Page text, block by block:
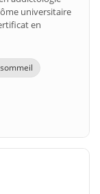
universitaire
en